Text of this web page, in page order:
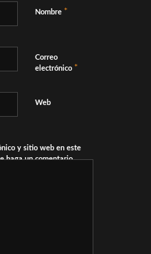
Nombre *
Correo
electrónico *
Web
y sitio web en este
haga un comentario.